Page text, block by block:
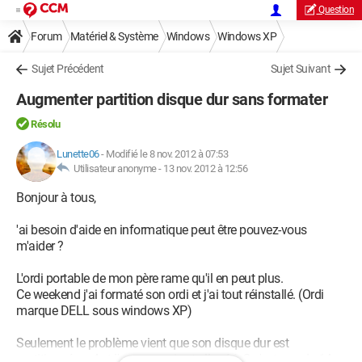
Question
Forum Matériel & Système Windows Windows XP
Sujet Précédent Sujet Suivant
Augmenter partition disque dur sans formater
Résolu
Lunette06- Modifié le 8 nov. 2012 à 07:53
Utilisateur anonyme - 13 nov. 2012 à 12:56
Bonjour à tous,
'ai besoin d'aide en informatique peut être pouvez-vous
m'aider ?
L'ordi portable de mon père rame qu'il en peut plus.
Ce weekend j'ai formaté son ordi et j'ai tout réinstallé. (Ordi
marque DELL sous windows XP)
Seulement le problème vient que son disque dur est